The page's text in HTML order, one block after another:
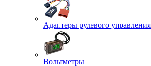
Адаптеры рулевого управления
Вольтметры